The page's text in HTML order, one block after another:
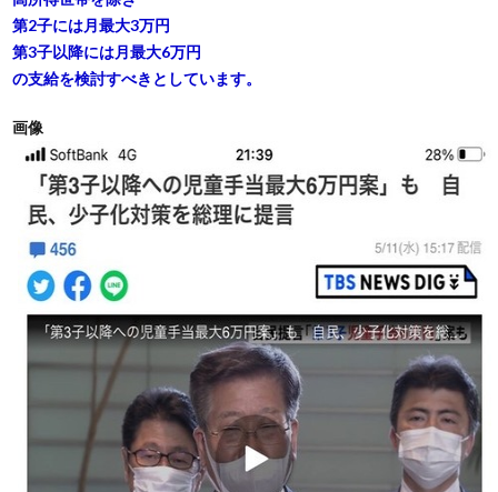
第2子には月最大3万円
第3子以降には月最大6万円
の支給を検討すべきとしています。
画像